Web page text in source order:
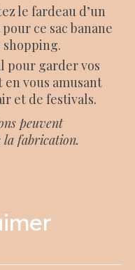
le fardeau d’un
ce sac banane
shopping.
pour garder vos
vous amusant
et de festivals.
peuvent
la fabrication.